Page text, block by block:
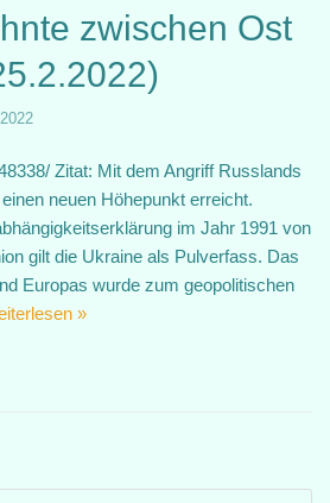
zwischen Ost
Zitat: Mit dem Angriff Russlands
neuen Höhepunkt erreicht.
im Jahr 1991 von
gilt die Ukraine als Pulverfass. Das
Europas wurde zum geopolitischen
»